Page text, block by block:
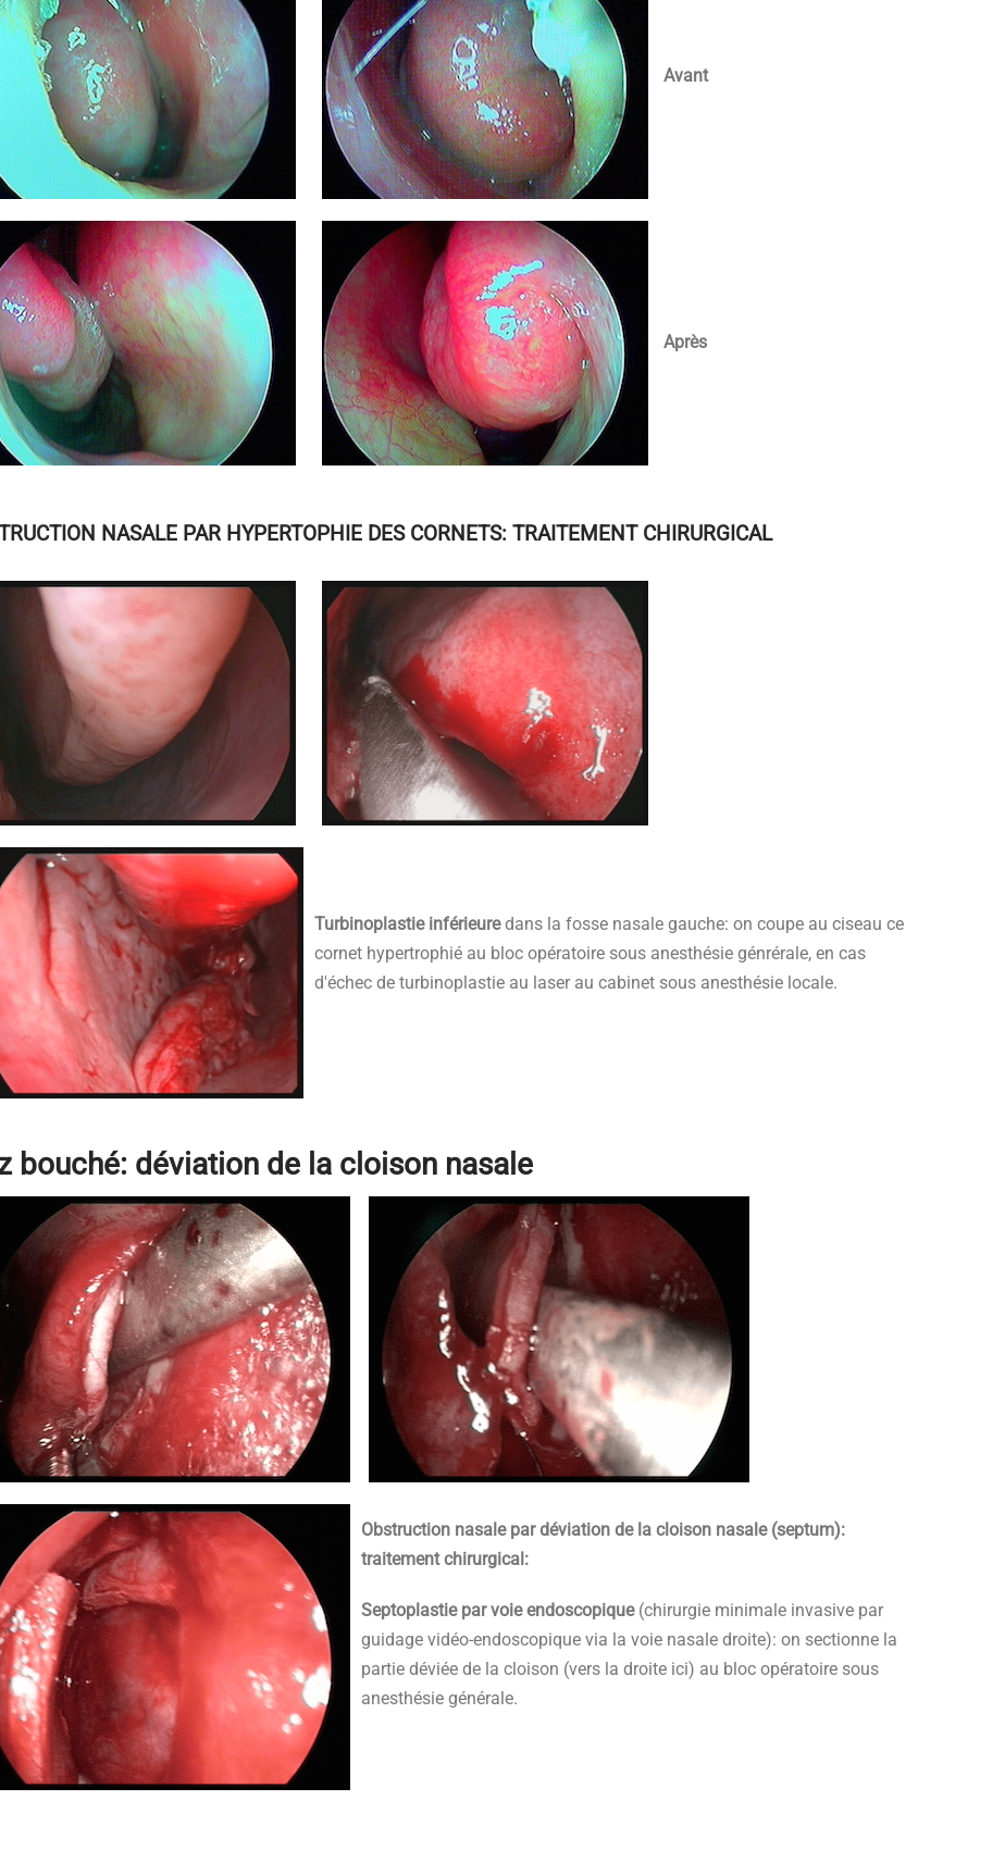
Avant
Après
NASALE PAR HYPERTOPHIE DES CORNETS: TRAITEMENT CHIRURGICAL
Turbinoplastie inférieuredans la fosse nasale gauche: on coupe au ciseau ce
cornet hypertrophié au bloc opératoire sous anesthésie génrérale, en cas
d'échec de turbinoplastie au laser au cabinet sous anesthésie locale.
bouché: déviation de la cloison nasale
Obstruction nasale par déviation de la cloison nasale (septum):
traitement chirurgical:
Septoplastie par voie endoscopique(chirurgie minimale invasive par
guidage vidéo-endoscopique via la voie nasale droite): on sectionne la
partie déviée de la cloison (vers la droite ici) au bloc opératoire sous
anesthésie générale.